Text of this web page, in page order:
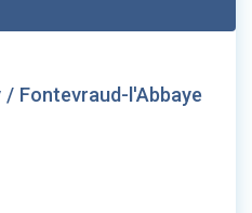
Fontevraud-l'Abbaye